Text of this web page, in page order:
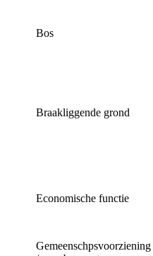
Bos
Braakliggende grond
Economische functie
Gemeenschpsvoorziening